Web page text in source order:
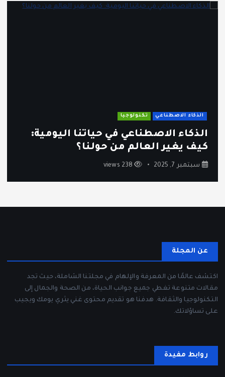
الذكاء الاصطناعي تكنولوجيا
الذكاء الاصطناعي في حياتنا اليومية:
كيف يغير العالم من حولنا؟
سبتمبر 7, 2025 238 views
عن المجلة
اكتشف عالمًا من المعرفة والإلهام في مجلتنا الشاملة، حيث تجد
مقالات متنوعة تغطي جميع جوانب الحياة، من الصحة والجمال إلى
التكنولوجيا والثقافة. هدفنا هو تقديم محتوى غني يثري يومك ويجيب
على تساؤلاتك.
روابط مفيدة